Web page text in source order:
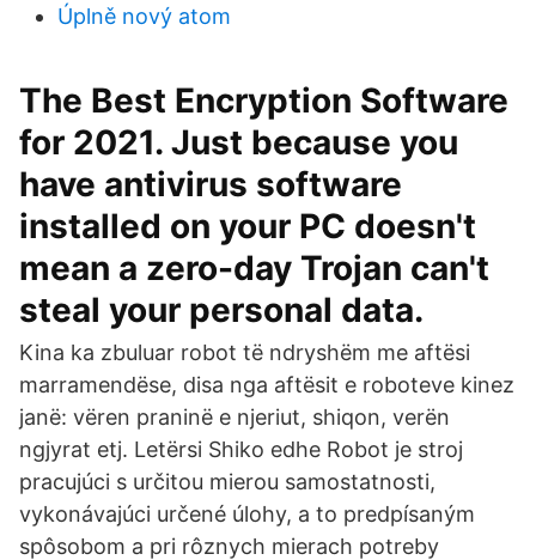
Úplně nový atom
The Best Encryption Software
for 2021. Just because you
have antivirus software
installed on your PC doesn't
mean a zero-day Trojan can't
steal your personal data.
Kina ka zbuluar robot të ndryshëm me aftësi
marramendëse, disa nga aftësit e roboteve kinez
janë: vëren praninë e njeriut, shiqon, verën
ngjyrat etj. Letërsi Shiko edhe Robot je stroj
pracujúci s určitou mierou samostatnosti,
vykonávajúci určené úlohy, a to predpísaným
spôsobom a pri rôznych mierach potreby